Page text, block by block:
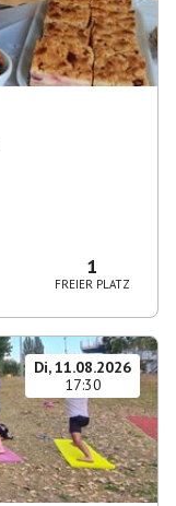
1
FREIER PLATZ
Di, 11.08.2026
17:30